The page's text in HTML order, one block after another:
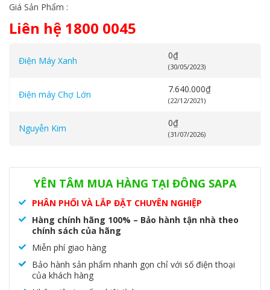
Giá Sản Phẩm :
Liên hệ 1800 0045
Điện Máy Xanh 0₫
(30/05/2023)
Điện máy Chợ Lớn 7.640.000₫
(22/12/2021)
Nguyễn Kim 0₫
(31/07/2026)
Danh mục:Máy giặt,Máy giặt Samsung
YÊN TÂM MUA HÀNG TẠI ĐÔNG SAPA
PHÂN PHỐI VÀ LẮP ĐẶT CHUYÊN NGHIỆP
Hàng chính hãng 100% – Bảo hành tận nhà theo
chính sách của hãng
Miễn phí giao hàng
Bảo hành sản phẩm nhanh gọn chỉ với số điện thoại
của khách hàng